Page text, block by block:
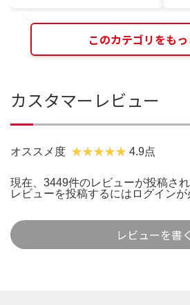
このカテゴリをも
カスタマーレビュー
オススメ度 4.9点
現在、3449件のレビューが投稿され
レビューを投稿するには ログインが
レビューを書く